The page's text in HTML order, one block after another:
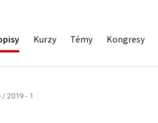
Kurzy Témy Kongresy
/ 2019 - 1